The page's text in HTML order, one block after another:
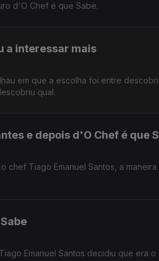
d'O Chef é que Sabe.
a interessar mais
em que a escolha foi entre
qual.
e depois d'O Chef é que
chef Tiago Emanuel Santos, a
Emanuel Santos decidiu que era